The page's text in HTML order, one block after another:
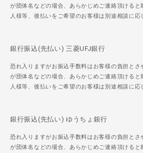
が団体名などの場合、あらかじめご連絡頂けると
人様等、後払いをご希望のお客様は別途相談に応
銀行振込(先払い) 三菱UFJ銀行
恐れ入りますがお振込手数料はお客様の負担とさ
が団体名などの場合、あらかじめご連絡頂けると
人様等、後払いをご希望のお客様は別途相談に応
銀行振込(先払い) ゆうちょ銀行
恐れ入りますがお振込手数料はお客様の負担とさ
が団体名などの場合、あらかじめご連絡頂けると